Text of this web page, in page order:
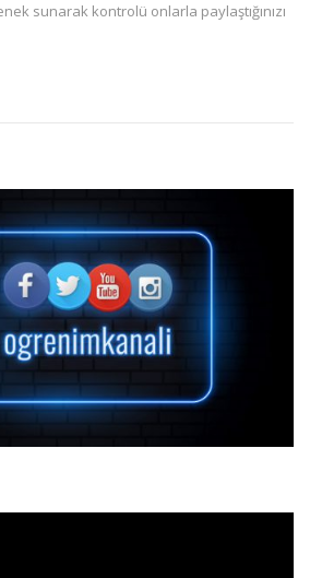
sunarak kontrolü onlarla paylaştığınızı